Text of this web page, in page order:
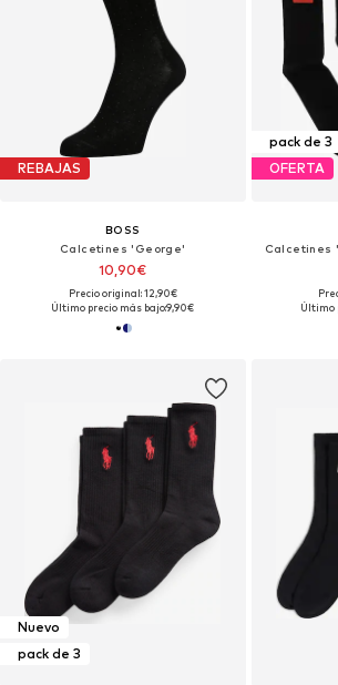
REBAJAS
BOSS
Calcetines 'George'
10,90€
Precio original: 12,90€
Último precio más bajo:9,90€
pack de 3
OFERTA
Calcetines
Último
Nuevo
pack de 3